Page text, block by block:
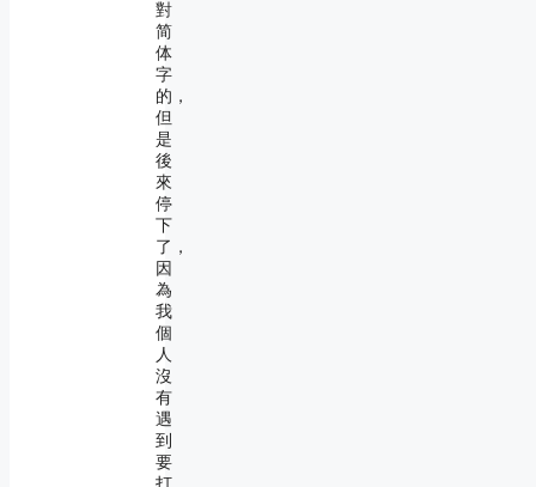
對
简
体
字
的，
但
是
後
來
停
下
了，
因
為
我
個
人
沒
有
遇
到
要